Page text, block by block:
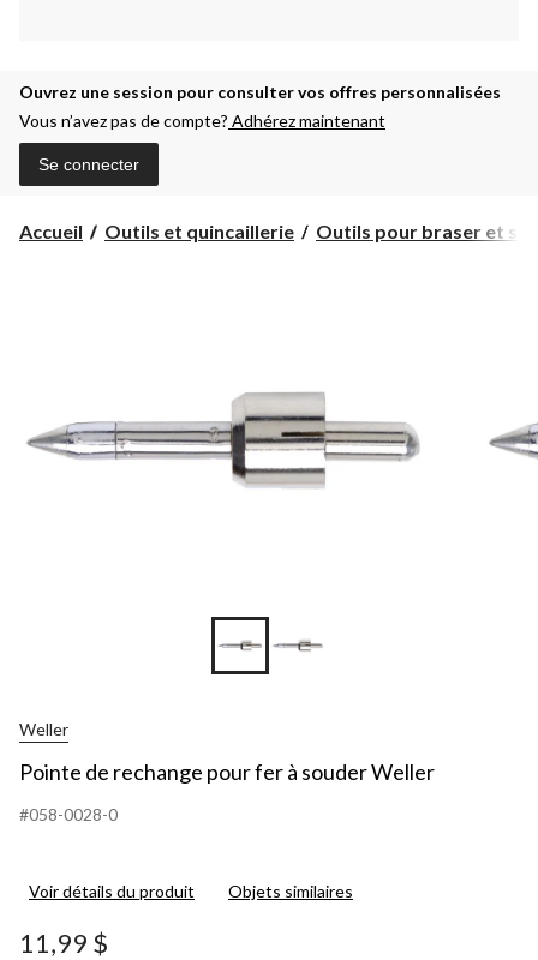
Ouvrez une session pour consulter vos offres personnalisées
Vous n’avez pas de compte? Adhérez maintenant
Se connecter
Accueil Outils et quincaillerie Outils pour braser et
Weller
Pointe de rechange pour fer à souder Weller
#058-0028-0
Voir détails du produit Objets similaires
11,99 $